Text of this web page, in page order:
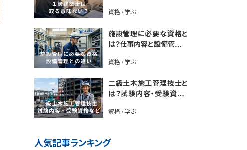
資格 / 学ぶ
施設管理に必要な資格と
は？仕事内容と設備管理と
資格 / 学ぶ
二級土木施工管理技士と
は？試験内容・受験資格・
資格 / 学ぶ
人気記事ランキング